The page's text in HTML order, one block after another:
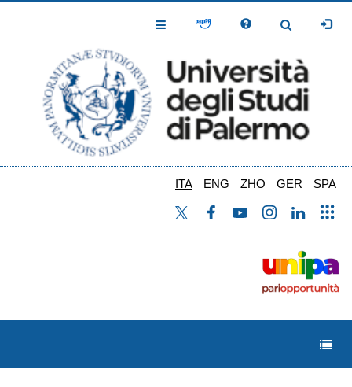
Toggle
Toggle
ITA ENG ZHO GER SPA